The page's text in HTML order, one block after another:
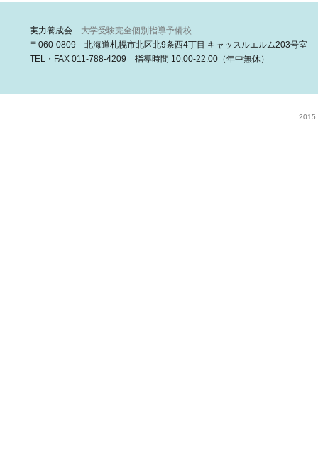
実力養成会 大学受験完全個別指導予備校
〒060-0809 北海道札幌市北区北9条西4丁目 キャッスルエルム203号室
TEL・FAX 011-788-4209 指導時間 10:00-22:00（年中無休）
2015